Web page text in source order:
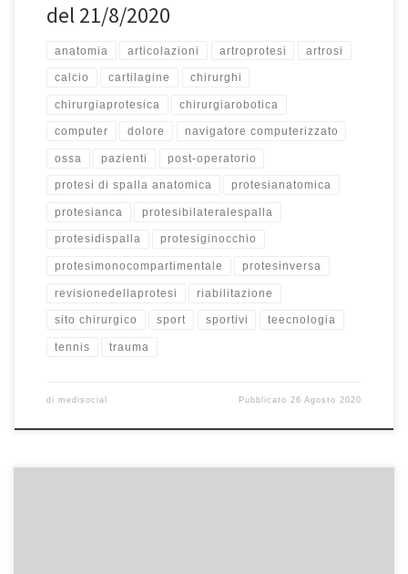
del 21/8/2020
anatomia articolazioni artroprotesi artrosi
calcio cartilagine chirurghi
chirurgiaprotesica chirurgiarobotica
computer dolore navigatore computerizzato
ossa pazienti post-operatorio
protesi di spalla anatomica protesianatomica
protesianca protesibilateralespalla
protesidispalla protesiginocchio
protesimonocompartimentale protesinversa
revisionedellaprotesi riabilitazione
sito chirurgico sport sportivi teecnologia
tennis trauma
di medisocial Pubblicato26 Agosto 2020